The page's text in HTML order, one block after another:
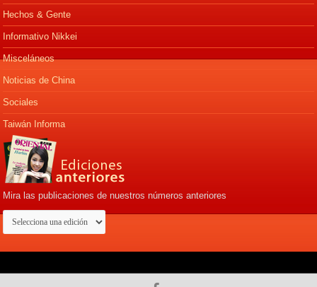
Hechos & Gente
Informativo Nikkei
Misceláneos
Noticias de China
Sociales
Taiwán Informa
Mira las publicaciones de nuestros números anteriores